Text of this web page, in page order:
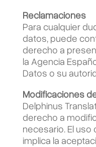
Reclamaciones
Para cualquier
datos, puede
derecho a
la Agencia
Datos o su
Modificaciones
Delphinus
derecho a
necesario. El
implica la